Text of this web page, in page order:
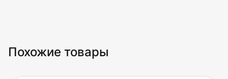
Похожие товары